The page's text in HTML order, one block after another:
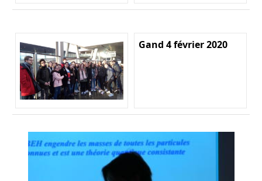
Gand 4 février 2020